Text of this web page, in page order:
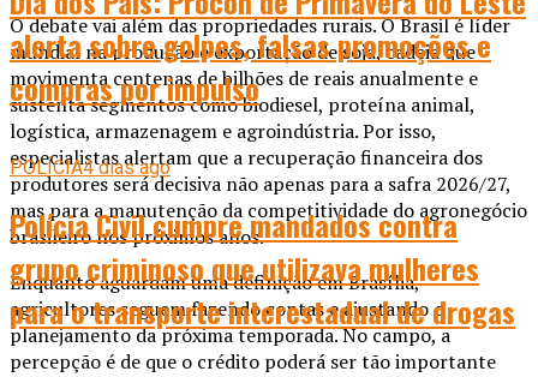
O debate vai além das propriedades rurais. O Brasil é líder
mundial na produção e exportação de soja, cadeia que
movimenta centenas de bilhões de reais anualmente e
sustenta segmentos como biodiesel, proteína animal,
logística, armazenagem e agroindústria. Por isso,
especialistas alertam que a recuperação financeira dos
produtores será decisiva não apenas para a safra 2026/27,
mas para a manutenção da competitividade do agronegócio
brasileiro nos próximos anos.
Enquanto aguardam uma definição em Brasília,
agricultores seguem fazendo contas e ajustando o
planejamento da próxima temporada. No campo, a
percepção é de que o crédito poderá ser tão importante
alerta sobre golpes, falsas promoções e
compras por impulso
POLÍCIA4 dias ago
Polícia Civil cumpre mandados contra
grupo criminoso que utilizava mulheres
para o transporte interestadual de drogas